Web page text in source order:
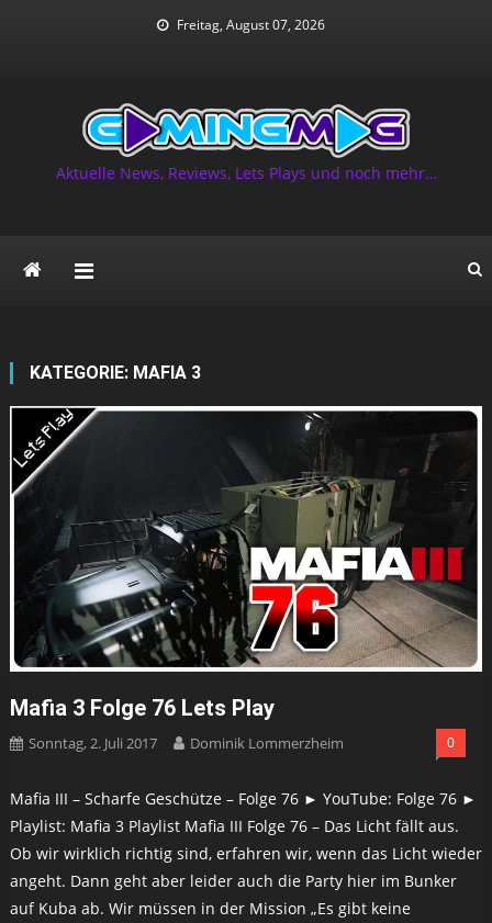
Freitag, August 07, 2026
Aktuelle News, Reviews, Lets Plays und noch mehr…
KATEGORIE: MAFIA 3
Mafia 3 Folge 76 Lets Play
Sonntag, 2. Juli 2017 Dominik Lommerzheim 0
Mafia III – Scharfe Geschütze – Folge 76 ► YouTube: Folge 76 ►
Playlist: Mafia 3 Playlist Mafia III Folge 76 – Das Licht fällt aus.
Ob wir wirklich richtig sind, erfahren wir, wenn das Licht wieder
angeht. Dann geht aber leider auch die Party hier im Bunker
auf Kuba ab. Wir müssen in der Mission „Es gibt keine